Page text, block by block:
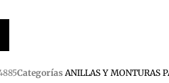
Categorías ANILLAS Y MONTURAS